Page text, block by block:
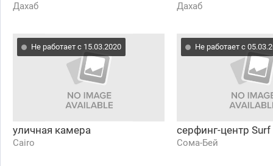
Дахаб Дахаб
Не работает с 15.03.2020
уличная камера
Cairo
Не работает с
серфинг-центр
Сома-Бей